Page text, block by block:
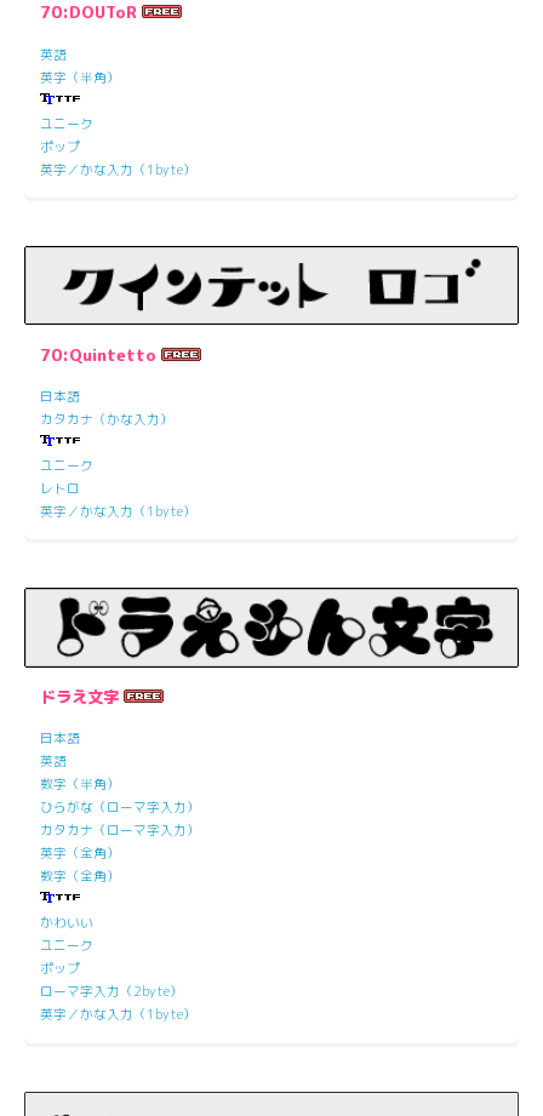
70:DOUToR
英語
英字（半角）
ユニーク
ポップ
英字／かな入力（1byte）
70:Quintetto
日本語
カタカナ（かな入力）
ユニーク
レトロ
英字／かな入力（1byte）
ドラえ文字
日本語
英語
数字（半角）
ひらがな（ローマ字入力）
カタカナ（ローマ字入力）
英字（全角）
数字（全角）
かわいい
ユニーク
ポップ
ローマ字入力（2byte）
英字／かな入力（1byte）